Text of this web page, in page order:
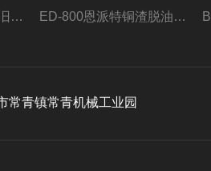
MSC-E1900恩派特废旧锂电池极片破碎处理设备 ED-800恩派特铜渣脱油机废铜屑铝屑甩油机
常青镇常青机械工业园